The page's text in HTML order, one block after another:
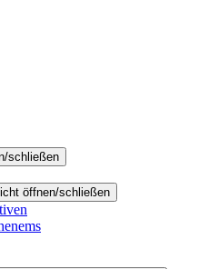
schließen
öffnen/schließen